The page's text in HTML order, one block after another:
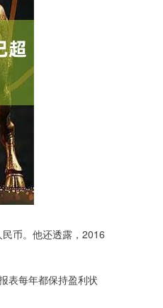
币。他还透露，2016
表每年都保持盈利状